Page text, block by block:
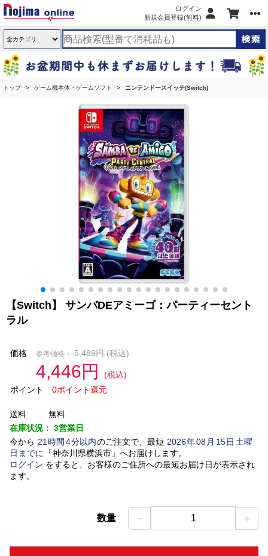
ログイン
新規会員登録(無料)
トップ ゲーム機本体・ゲームソフト ニンテンドースイッチ(Switch)
【Switch】 サンバDEアミーゴ：パーティーセント
ラル
価格 参考価格： 5,489円(税込)
4,446円
(税込)
ポイント
0ポイント還元
送料
無料
在庫状況： 3営業日
今から 21 時間 4分以内のご注文で、最短 2026年08 月 15日土曜
日 までに 「神奈川県横浜市」 へお届けします。
ログイン をすると、お客様のご住所への最短お届け日が表示され
ます。
数量 － 1 ＋